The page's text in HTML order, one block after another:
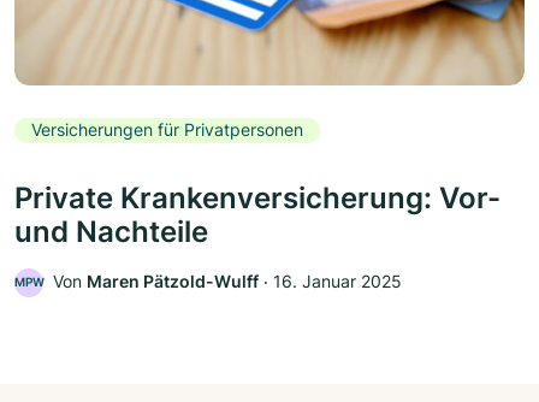
Versicherungen für Privatpersonen
Private Krankenversicherung: Vor-
und Nachteile
MPW Von Maren Pätzold-Wulff ‧ 16. Januar 2025